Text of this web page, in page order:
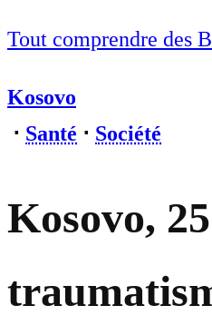
Tout comprendre des
Kosovo
⋅ Santé ⋅ Société
Kosovo,